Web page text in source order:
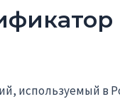
используемый в